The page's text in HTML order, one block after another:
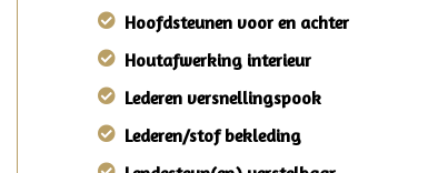
Hoofdsteunen voor en achter
Houtafwerking interieur
Lederen versnellingspook
Lederen/stof bekleding